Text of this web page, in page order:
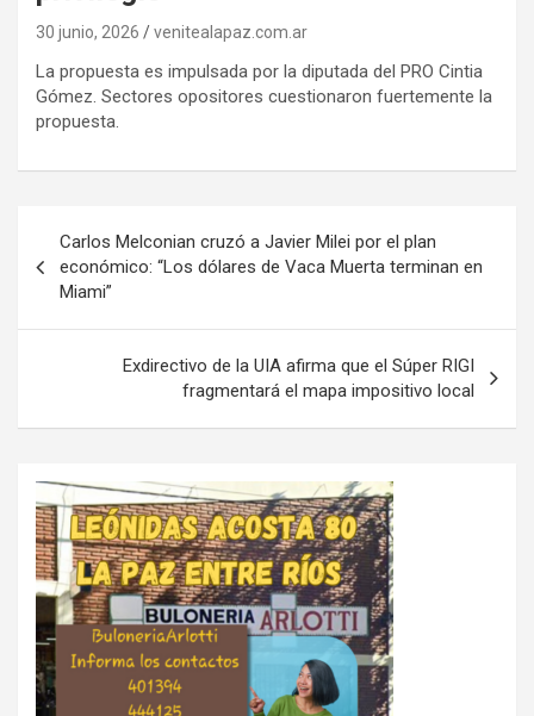
30 junio, 2026 venitealapaz.com.ar
La propuesta es impulsada por la diputada del PRO Cintia
Gómez. Sectores opositores cuestionaron fuertemente la
propuesta.
de
entradas
Carlos Melconian cruzó a Javier Milei por el plan
económico: “Los dólares de Vaca Muerta terminan en
Miami”
Exdirectivo de la UIA afirma que el Súper RIGI
fragmentará el mapa impositivo local